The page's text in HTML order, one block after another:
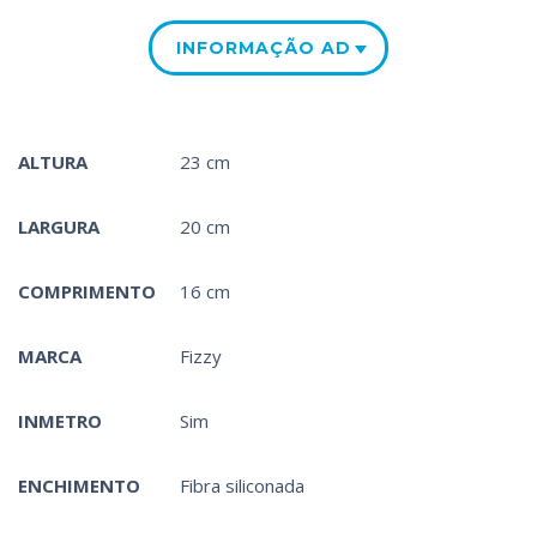
INFORMAÇÃO ADICIONAL
ALTURA 23 cm
LARGURA 20 cm
COMPRIMENTO 16 cm
MARCA Fizzy
INMETRO Sim
ENCHIMENTO Fibra siliconada